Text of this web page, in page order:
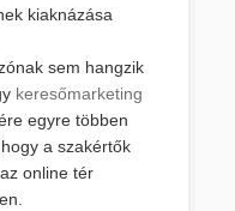
kiaknázása
sem hangzik
keresőmarketing
egyre többen
a szakértők
online tér